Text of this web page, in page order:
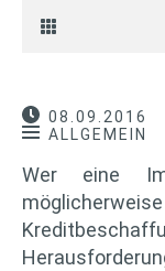
08.09.2016
ALLGEMEIN
Wer eine